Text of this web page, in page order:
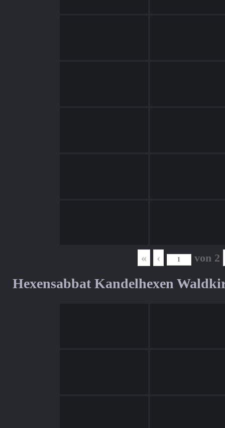
« ‹ von 2
Hexensabbat Kandelhexen